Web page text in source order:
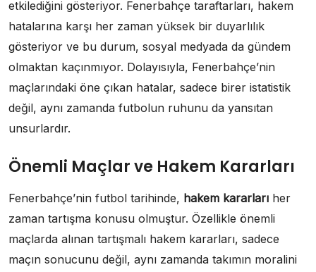
etkilediğini gösteriyor. Fenerbahçe taraftarları, hakem
hatalarına karşı her zaman yüksek bir duyarlılık
gösteriyor ve bu durum, sosyal medyada da gündem
olmaktan kaçınmıyor. Dolayısıyla, Fenerbahçe’nin
maçlarındaki öne çıkan hatalar, sadece birer istatistik
değil, aynı zamanda futbolun ruhunu da yansıtan
unsurlardır.
Önemli Maçlar ve Hakem Kararları
Fenerbahçe’nin futbol tarihinde, hakem kararları her
zaman tartışma konusu olmuştur. Özellikle önemli
maçlarda alınan tartışmalı hakem kararları, sadece
maçın sonucunu değil, aynı zamanda takımın moralini